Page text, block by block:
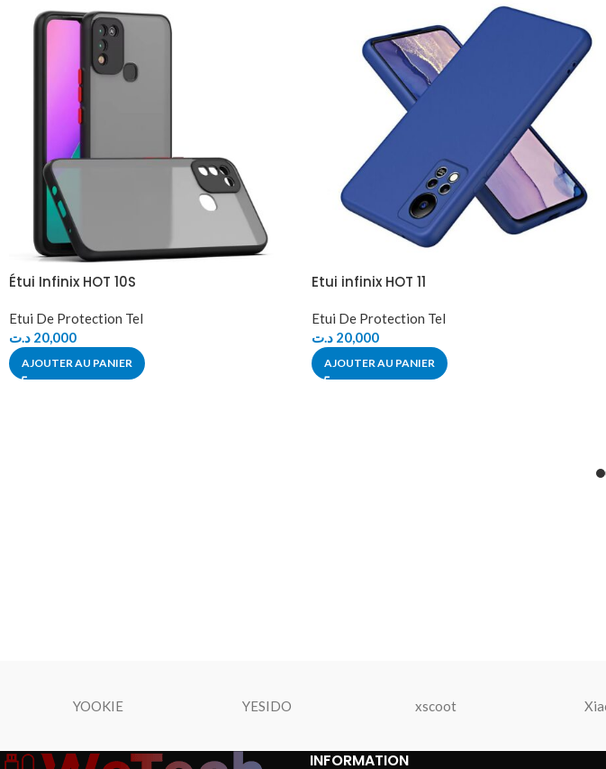
Étui Infinix HOT 10S
Etui De Protection Tel
20,000 د.ت
AJOUTER AU PANIER
Etui infinix HOT 11
Etui De Protection Tel
20,000 د.ت
AJOUTER AU PANIER
YOOKIE YESIDO xscoot
INFORMATION